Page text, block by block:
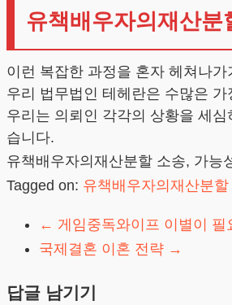
유책배우자의재산분
이런 복잡한 과정을 혼자 헤쳐나
우리 법무법인 테헤란은 수많은
우리는 의뢰인 각각의 상황을 세
습니다.
유책배우자의재산분할 소송, 가능
Tagged on: 유책배우자의재산분할
← 게임중독와이프 이별이 필
국제결혼 이혼 전략 →
답글 남기기